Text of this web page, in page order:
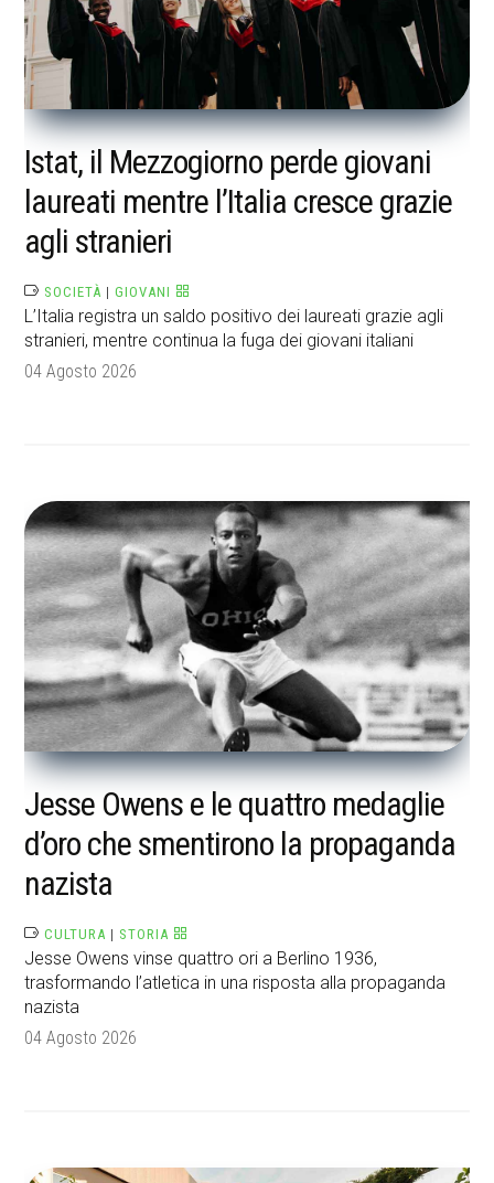
Istat, il Mezzogiorno perde giovani
laureati mentre l’Italia cresce grazie
agli stranieri
SOCIETÀ |GIOVANI
L’Italia registra un saldo positivo dei laureati grazie agli
stranieri, mentre continua la fuga dei giovani italiani
04 Agosto 2026
Jesse Owens e le quattro medaglie
d’oro che smentirono la propaganda
nazista
CULTURA | STORIA
Jesse Owens vinse quattro ori a Berlino 1936,
trasformando l’atletica in una risposta alla propaganda
nazista
04 Agosto 2026